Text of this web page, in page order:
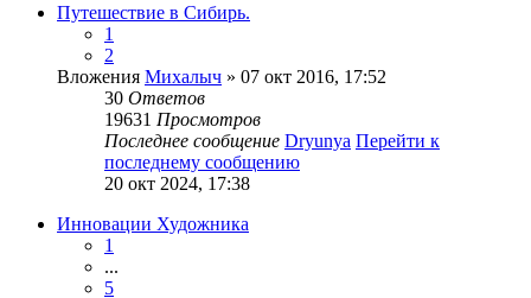
Путешествие в Сибирь.
1
2
Вложения Михалыч » 07 окт 2016, 17:52
30 Ответов
19631 Просмотров
Последнее сообщение Dryunya Перейти к
последнему сообщению
20 окт 2024, 17:38
Инновации Художника
1
...
5